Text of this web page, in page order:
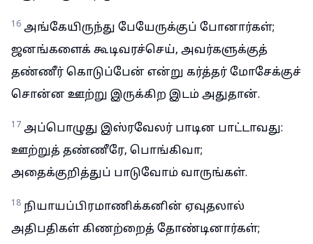
16 அங்கேயிருந்து பேயேருக்குப் போனார்கள்;
ஜனங்களைக் கூடிவரச்செய், அவர்களுக்குத்
தண்ணீர் கொடுப்பேன் என்று கர்த்தர் மோசேக்குச்
சொன்ன ஊற்று இருக்கிற இடம் அதுதான்.
17 அப்பொழுது இஸ்ரவேலர் பாடின பாட்டாவது:
ஊற்றுத் தண்ணீரே, பொங்கிவா;
அதைக்குறித்துப் பாடுவோம் வாருங்கள்.
18 நியாயப்பிரமாணிக்கனின் ஏவுதலால்
அதிபதிகள் கிணற்றைத் தோண்டினார்கள்;